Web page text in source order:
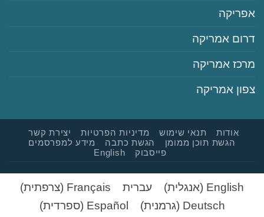
‏אפריקה
‏דרום אמריקה
‏מרכז אמריקה
‏צפון אמריקה
‏‏אודות ‏‏תנאי שימוש ‏‏מדיניות הפרטיות
‏יצירת קשר
‏הגשת תוכן ממומן
‏הגשת כתבה
‏‏מידע למפרסמים
‏פייסבוק
English
English
(אנגלית) עברית Français
(צרפתית)
Deutsch
(גרמנית)
Español
(ספרדית)